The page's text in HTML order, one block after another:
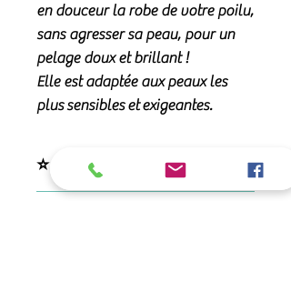
en douceur la robe de votre poilu,
sans agresser sa peau, pour un
pelage doux et brillant !
Elle est adaptée aux peaux les
plussensibles et exigeantes.
⭐ Ses qualités